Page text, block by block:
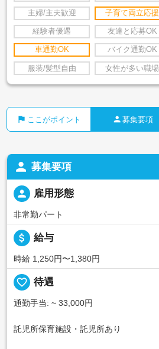
主婦/主夫歓迎 子育て両立応援
経験者優遇 友達と応募OK
車通勤OK バイク通勤OK
服装/髪型自由 女性が多い職場
flag ここがポイント person 募集要項
person 募集要項
person 雇用形態
非常勤パート
attach_money 給与
時給 1,250円〜1,380円
favorite_border 待遇
通勤手当: ~ 33,000円
託児所保育施設・託児所あり